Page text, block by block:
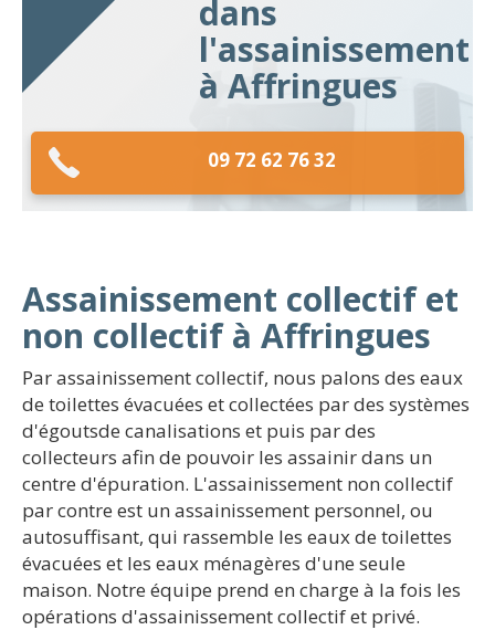
dans
l'assainissement
à Affringues
09 72 62 76 32
Assainissement collectif et
non collectif à Affringues
Par assainissement collectif, nous palons des eaux
de toilettes évacuées et collectées par des systèmes
d'égoutsde canalisations et puis par des
collecteurs afin de pouvoir les assainir dans un
centre d'épuration. L'assainissement non collectif
par contre est un assainissement personnel, ou
autosuffisant, qui rassemble les eaux de toilettes
évacuées et les eaux ménagères d'une seule
maison. Notre équipe prend en charge à la fois les
opérations d'assainissement collectif et privé.